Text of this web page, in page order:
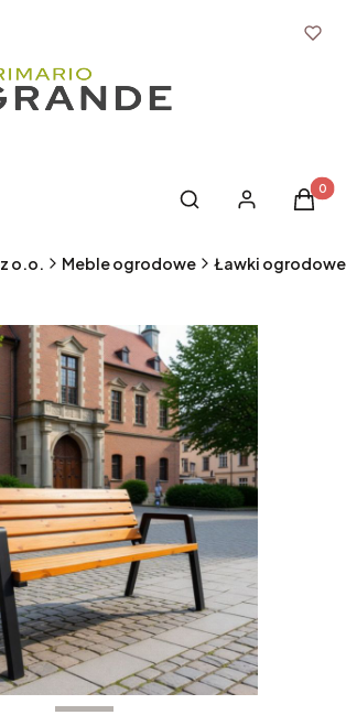
Otwórz
Szukaj Zaloguj sięKoszyk
o.o. Meble ogrodowe Ławki ogrodowe